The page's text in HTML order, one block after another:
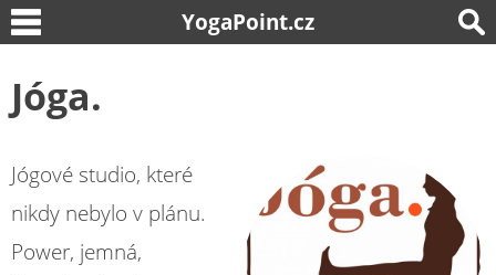
YogaPoint.cz
Jóga.
Jógové studio, které
nikdy nebylo v plánu.
Power, jemná,